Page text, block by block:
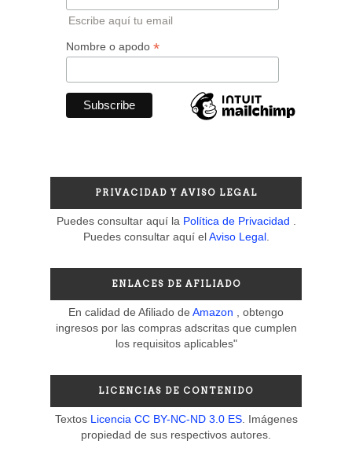
Escribe aquí tu email
Nombre o apodo *
PRIVACIDAD Y AVISO LEGAL
Puedes consultar aquí la Política de Privacidad .
Puedes consultar aquí elAviso Legal.
ENLACES DE AFILIADO
En calidad de Afiliado de Amazon , obtengo
ingresos por las compras adscritas que cumplen
los requisitos aplicables"
LICENCIAS DE CONTENIDO
Textos Licencia CC BY-NC-ND 3.0 ES. Imágenes
propiedad de sus respectivos autores.